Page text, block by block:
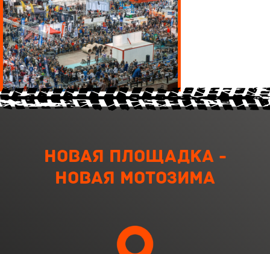
Новая площадка -
новая мотозима